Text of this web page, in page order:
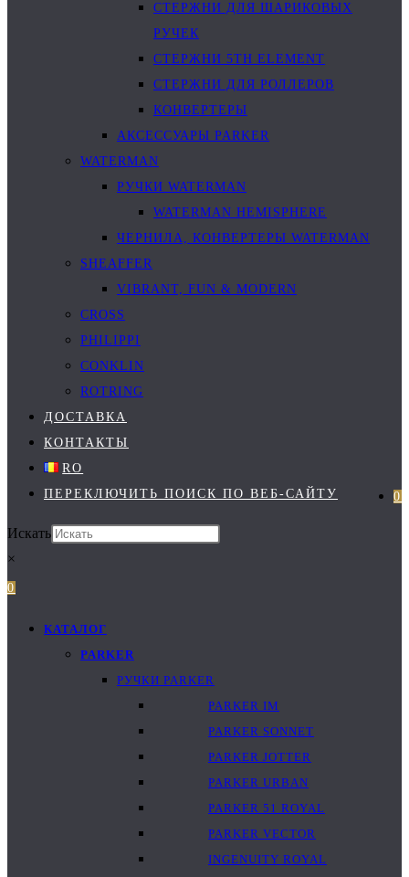
СТЕРЖНИ ДЛЯ ШАРИКОВЫХ
РУЧЕК
СТЕРЖНИ 5TH ELEMENT
СТЕРЖНИ ДЛЯ РОЛЛЕРОВ
КОНВЕРТЕРЫ
АКСЕССУАРЫ PARKER
WATERMAN
РУЧКИ WATERMAN
WATERMAN HEMISPHERE
ЧЕРНИЛА, КОНВЕРТЕРЫ WATERMAN
SHEAFFER
VIBRANT, FUN & MODERN
CROSS
PHILIPPI
CONKLIN
ROTRING
ДОСТАВКА
КОНТАКТЫ
RO
0
ПЕРЕКЛЮЧИТЬ ПОИСК ПО ВЕБ-САЙТУ
Искать
×
0
КАТАЛОГ
PARKER
РУЧКИ PARKER
PARKER IM
PARKER SONNET
PARKER JOTTER
PARKER URBAN
PARKER 51 ROYAL
PARKER VECTOR
INGENUITY ROYAL